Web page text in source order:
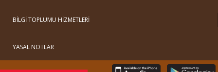
BİLGİ TOPLUMU HİZMETLERİ
YASAL NOTLAR